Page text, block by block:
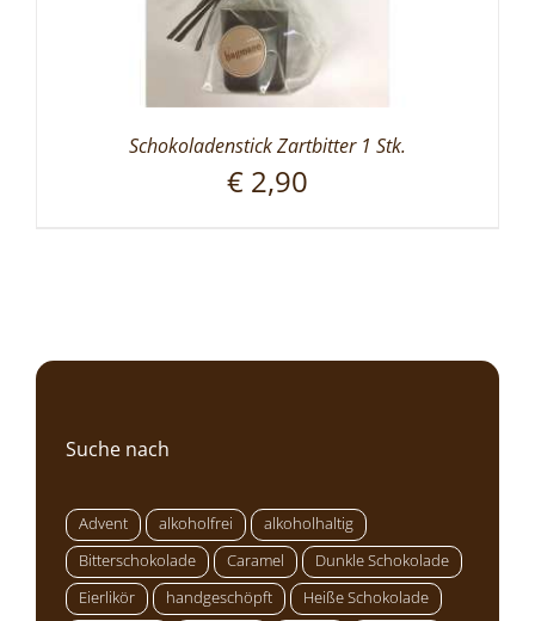
Schokoladenstick Zartbitter 1 Stk.
€ 2,90
Suche nach
Advent alkoholfrei
alkoholhaltig
Bitterschokolade
Caramel
Dunkle Schokolade
Eierlikör
handgeschöpft
Heiße Schokolade